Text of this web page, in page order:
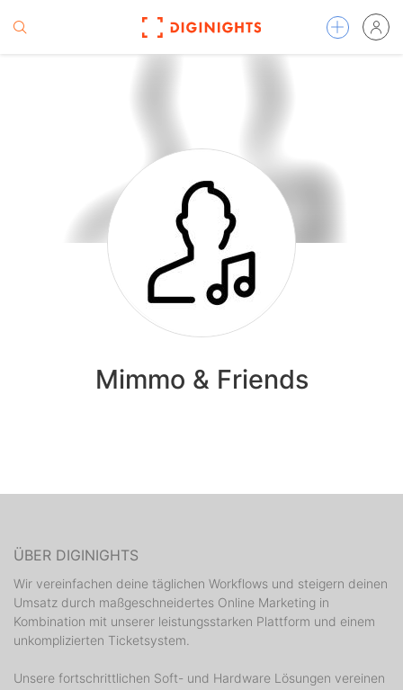
Mimmo & Friends
ÜBER DIGINIGHTS
Wir vereinfachen deine täglichen Workflows und steigern deinen
Umsatz durch maßgeschneidertes Online Marketing in
Kombination mit unserer leistungsstarken Plattform und einem
unkomplizierten Ticketsystem.
Unsere fortschrittlichen Soft- und Hardware Lösungen vereinen